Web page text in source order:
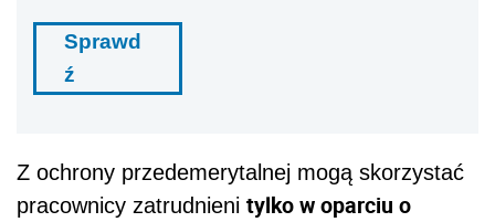
Sprawd
ź
Z ochrony przedemerytalnej mogą skorzystać
pracownicy zatrudnieni tylko w oparciu o